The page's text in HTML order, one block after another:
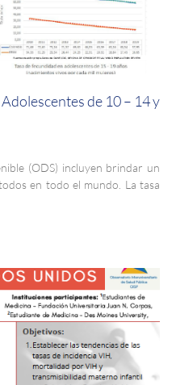
de 10 – 14 y
(ODS) incluyen brindar un
en todo el mundo. La tasa